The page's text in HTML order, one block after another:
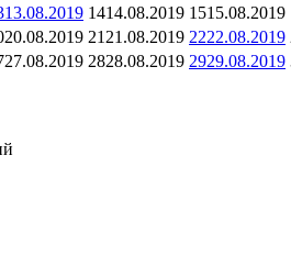
13.08.2019 1414.08.2019 1515.08.2019
20.08.2019 21 21.08.2019 2222.08.2019
27.08.2019 2828.08.2019 2929.08.2019